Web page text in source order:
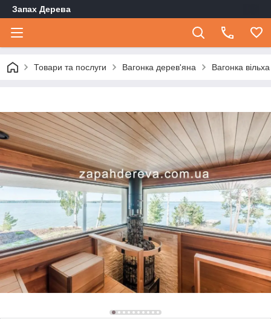
Запах Дерева
Товари та послуги Вагонка дерев'яна Вагонка